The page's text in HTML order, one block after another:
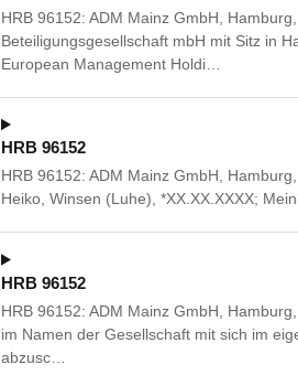
HRB 96152: ADM Mainz GmbH,
Beteiligungsgesellschaft mbH mit Sitz in
European Management Holdi…
HRB 96152
HRB 96152: ADM Mainz GmbH,
Heiko, Winsen (Luhe), *XX.XX.XXXX;
HRB 96152
HRB 96152: ADM Mainz GmbH,
im Namen der Gesellschaft mit sich im
abzusc…